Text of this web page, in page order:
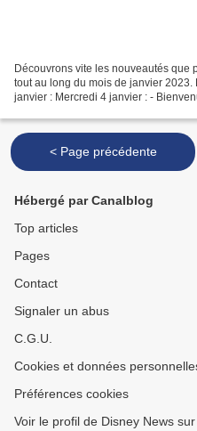
Découvrons vite les nouveautés que
tout au long du mois de janvier
janvier : Mercredi 4 janvier : -
< Page précédente
Hébergé par Canalblog
Top articles
Pages
Contact
Signaler un abus
C.G.U.
Cookies et données
Préférences cookies
Voir le profil de Disney News